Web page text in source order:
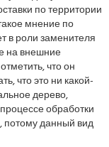
по территории
мнение по
в роли заменителя
на внешние
что он
что это ни какой-
дерево,
обработки
потому данный вид